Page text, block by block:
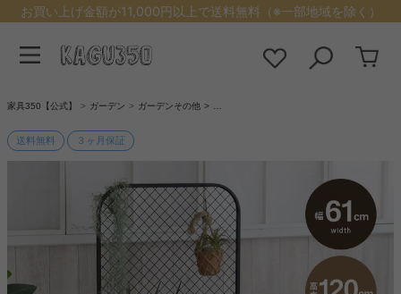
お買い上げ金額が11,000円以上で送料無料（※一部地域を除く）
家具350【公式】 ガーデン ガーデンその他
送料無料 ３ヶ月保証